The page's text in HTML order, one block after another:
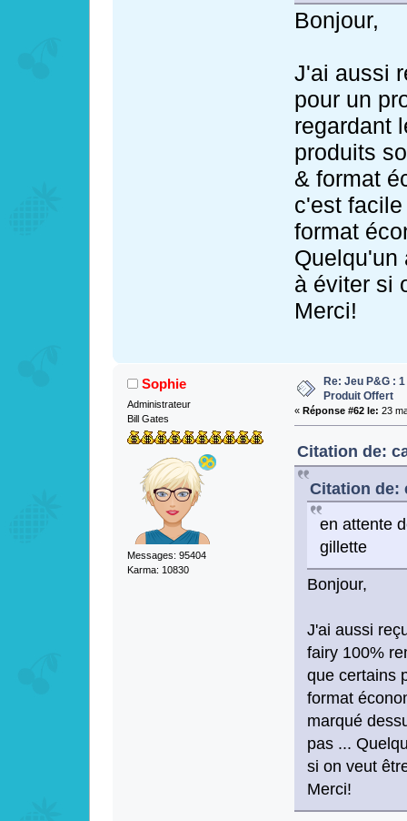
Bonjour,
J'ai aussi
pour un
regardant
produits
& format
c'est
format
Quelqu'un
à éviter si
Merci!
Sophie
Administrateur
Bill Gates
Messages: 95404
Karma: 10830
Re: Jeu P&G :
Produit Offert
« Réponse #62 le: 23
Citation de:
Citation de:
en attente
gillette
Bonjour,
J'ai aussi
fairy 100%
que certains
format
marqué
pas ...
si on veut
Merci!